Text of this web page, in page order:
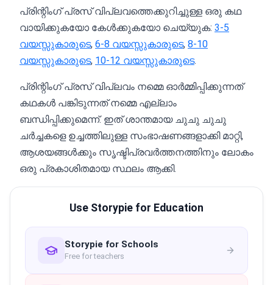
പ്രിന്റിംഗ് പ്രസ് വിപ്ലവത്തെക്കുറിച്ചുള്ള ഒരു കഥ
വായിക്കുകയോ കേൾക്കുകയോ ചെയ്യുക: 3-5
വയസ്സുകാരുടെ, 6-8 വയസ്സുകാരുടെ, 8-10
വയസ്സുകാരുടെ, 10-12 വയസ്സുകാരുടെ.
പ്രിന്റിംഗ് പ്രസ് വിപ്ലവം നമ്മെ ഓർമ്മിപ്പിക്കുന്നത്
കഥകൾ പങ്കിടുന്നത് നമ്മെ എല്ലാം
ബന്ധിപ്പിക്കുമെന്ന്. ഇത് ശാന്തമായ ചുചു ചുചു
ചർച്ചകളെ ഉച്ചത്തിലുള്ള സംഭാഷണങ്ങളാക്കി മാറ്റി,
ആശയങ്ങൾക്കും സൃഷ്ടിപ്രവർത്തനത്തിനും ലോകം
ഒരു പ്രകാശിതമായ സ്ഥലം ആക്കി.
Use Storypie for Education
Storypie for Schools
Free for teachers